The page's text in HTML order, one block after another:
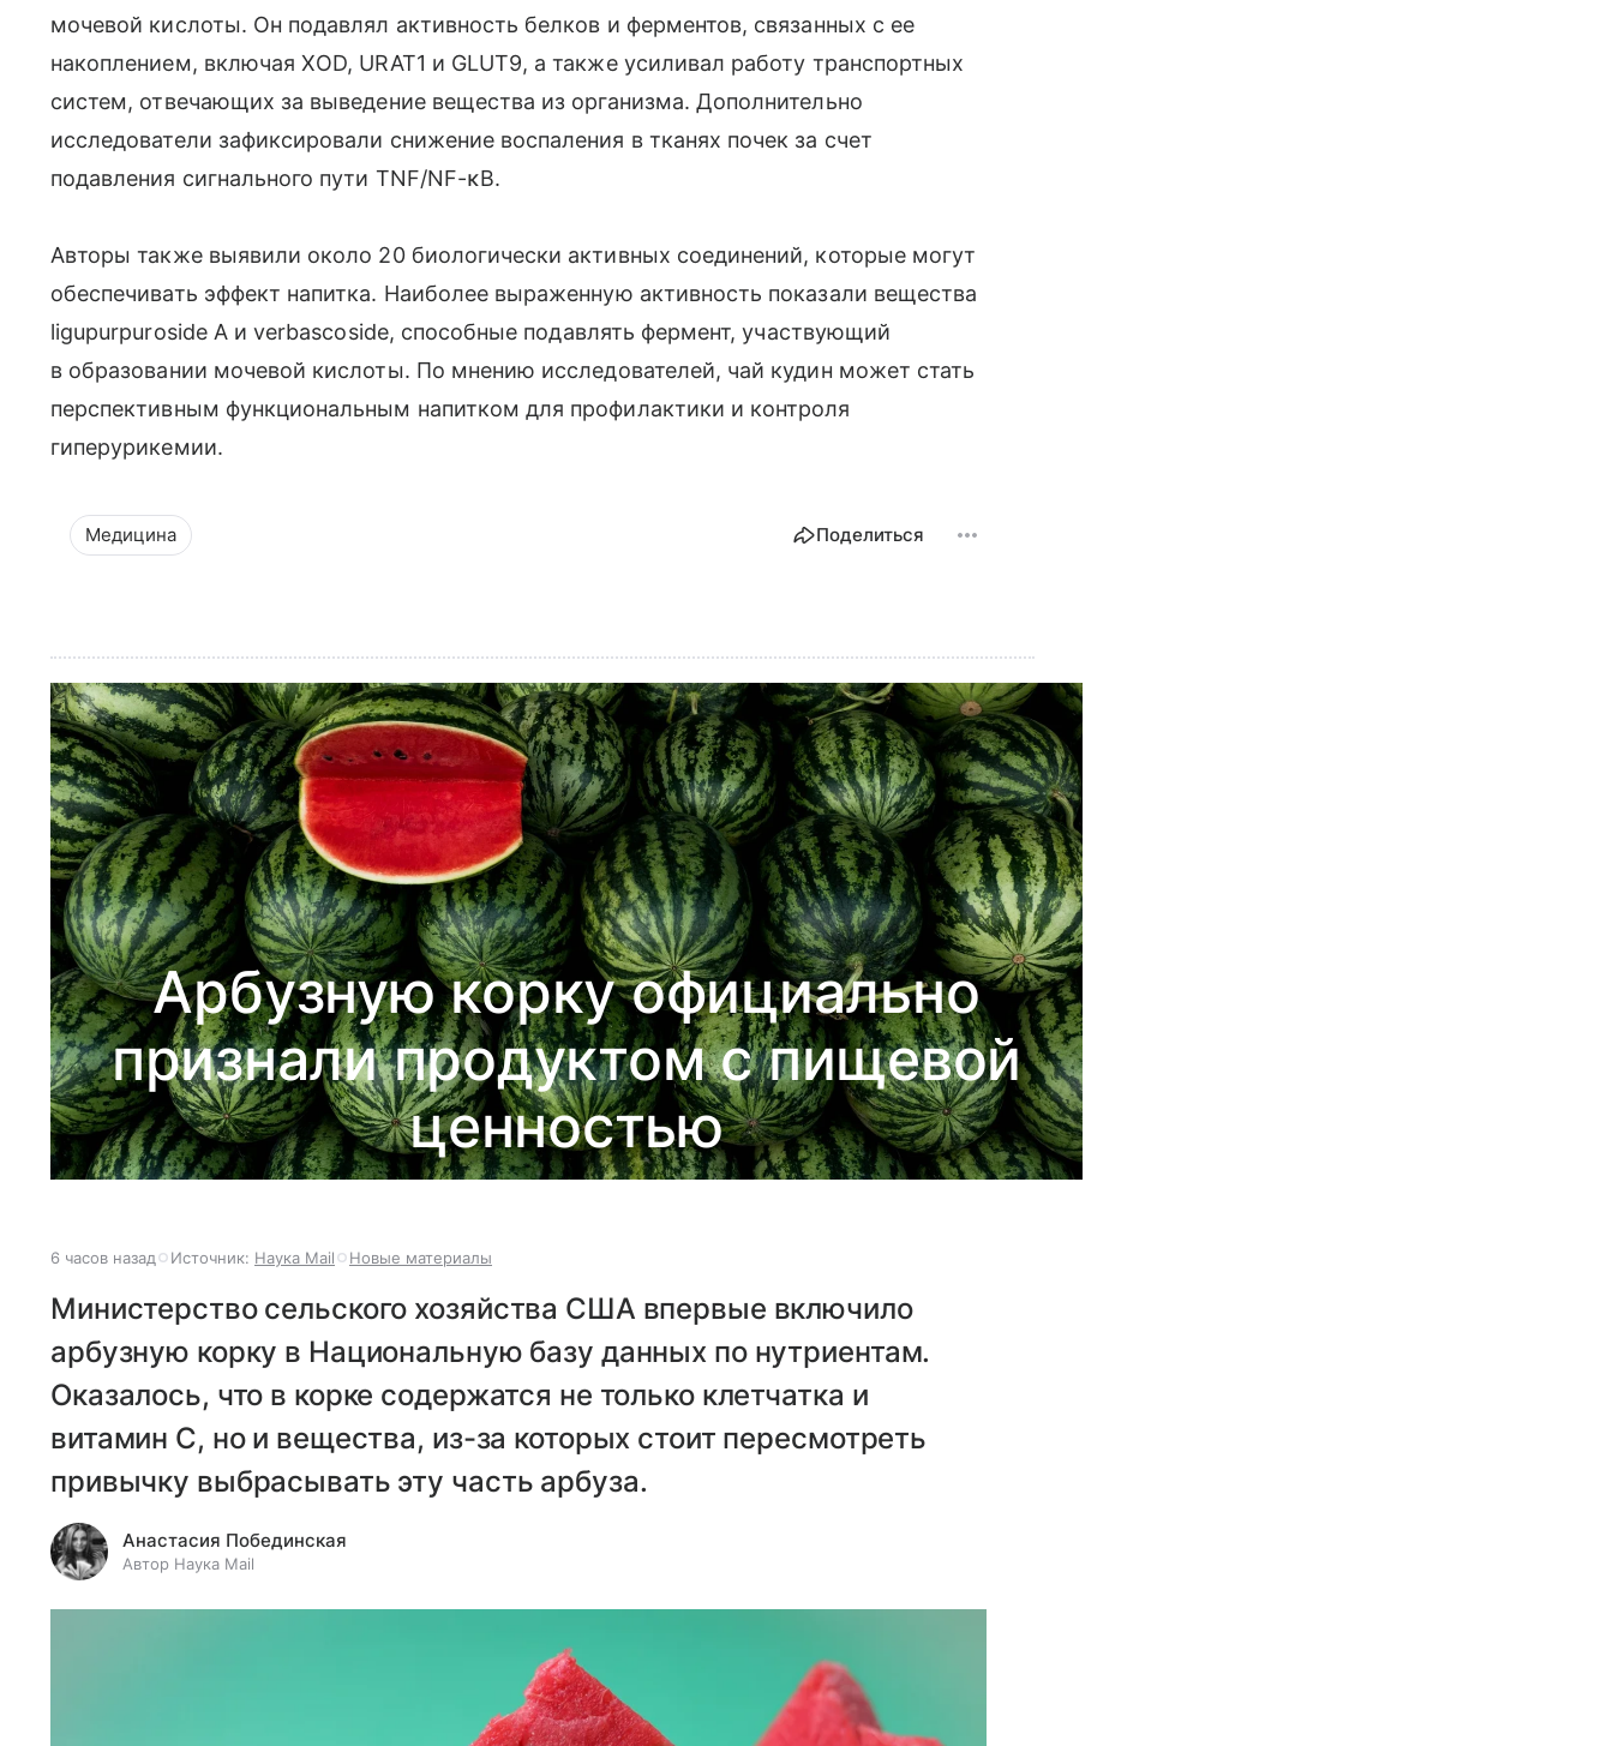
мочевой кислоты. Он подавлял активность белков и ферментов, связанных с ее
накоплением, включая XOD, URAT1 и GLUT9, а также усиливал работу транспортных
систем, отвечающих за выведение вещества из организма. Дополнительно
исследователи зафиксировали снижение воспаления в тканях почек за счет
подавления сигнального пути TNF/NF-κB.
Авторы также выявили около 20 биологически активных соединений, которые могут
обеспечивать эффект напитка. Наиболее выраженную активность показали вещества
ligupurpuroside A и verbascoside, способные подавлять фермент, участвующий
в образовании мочевой кислоты. По мнению исследователей, чай кудин может стать
перспективным функциональным напитком для профилактики и контроля
гиперурикемии.
Медицина Поделиться
Арбузную корку официально
признали продуктом с пищевой
ценностью
6 часов назад Источник: Наука Mail Новые материалы
Министерство сельского хозяйства США впервые включило
арбузную корку в Национальную базу данных по нутриентам.
Оказалось, что в корке содержатся не только клетчатка и
витамин С, но и вещества, из-за которых стоит пересмотреть
привычку выбрасывать эту часть арбуза.
Анастасия Побединская
Автор Наука Mail